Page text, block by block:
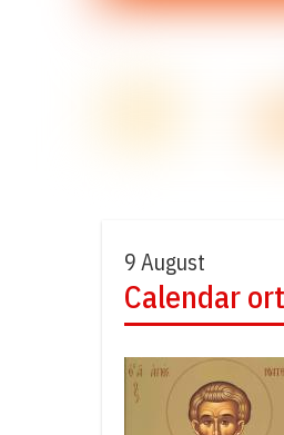
9 August
Calendar